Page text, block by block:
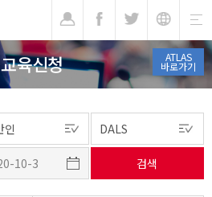
ATLAS
바로가기
교육신청